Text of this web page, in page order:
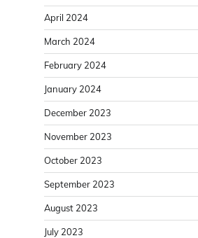
April 2024
March 2024
February 2024
January 2024
December 2023
November 2023
October 2023
September 2023
August 2023
July 2023